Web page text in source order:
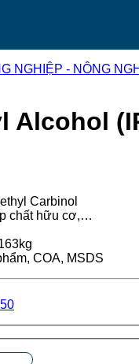
NGHIỆP - NÔNG
Alcohol
Carbinol
chất hữu cơ,…
COA, MSDS